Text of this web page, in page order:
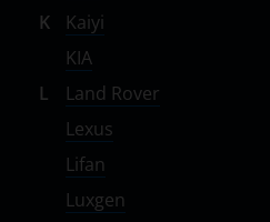
K
Kaiyi
KIA
L
Land Rover
Lexus
Lifan
Luxgen